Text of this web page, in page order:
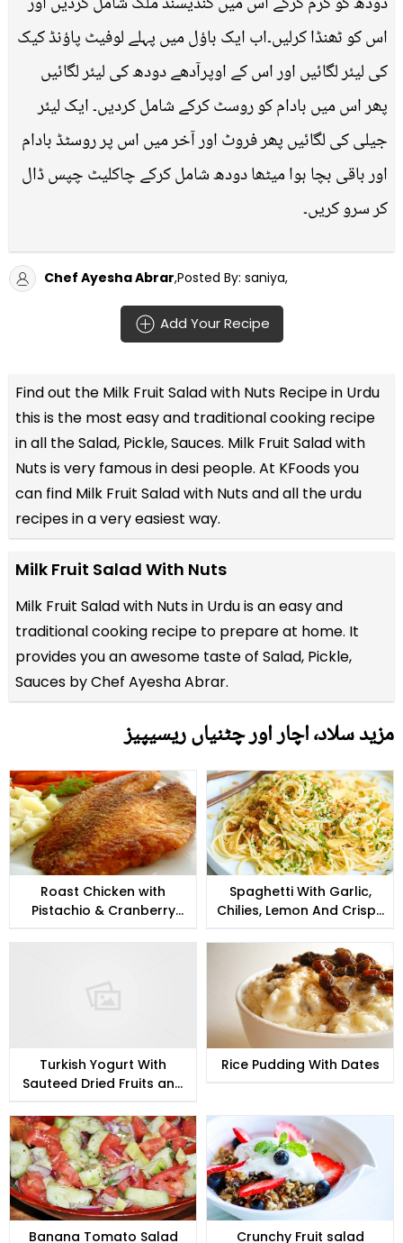
اس کو ٹھنڈا کرلیں۔اب ایک باﺅل میں پہلے لوفیٹ پاﺅنڈ کیک
کی لیئر لگائیں اور اس کے اوپرآدھے دودھ کی لیئر لگائیں
پھر اس میں بادام کو روسٹ کرکے شامل کردیں۔ ایک لیئر
جیلی کی لگائیں پھر فروٹ اور آخر میں اس پر روسٹڈ بادام
اور باقی بچا ہوا میٹھا دودھ شامل کرکے چاکلیٹ چپس ڈال
کر سرو کریں۔
Chef Ayesha Abrar,Posted By: saniya,
Add Your Recipe
Find out the Milk Fruit Salad with Nuts Recipe in Urdu
this is the most easy and traditional cooking recipe
in all theSalad, Pickle, Sauces. Milk Fruit Salad with
Nuts is very famous in desi people. At KFoods you
can find Milk Fruit Salad with Nuts and all theurdu
recipesin a very easiest way.
Milk Fruit Salad With Nuts
Milk Fruit Salad with Nuts in Urdu is an easy and
traditional cooking recipe to prepare at home. It
provides you an awesome taste of Salad, Pickle,
Sauces by Chef Ayesha Abrar.
مزید سلاد٬ اچار اور چٹنیاں ریسیپیز
Roast Chicken with
Pistachio & Cranberry
Spaghetti With Garlic,
Chilies, Lemon And Crispy
Turkish Yogurt With
Sauteed Dried Fruits and
Rice Pudding With Dates
Banana Tomato Salad Crunchy Fruit salad